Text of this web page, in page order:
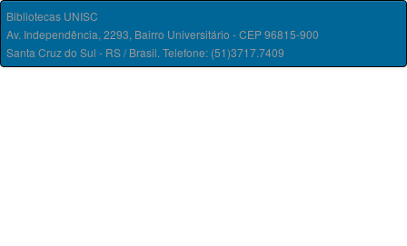
Bibliotecas UNISC
Av. Independência, 2293, Bairro Universitário - CEP 96815-900
Santa Cruz do Sul - RS / Brasil. Telefone: (51)3717.7409